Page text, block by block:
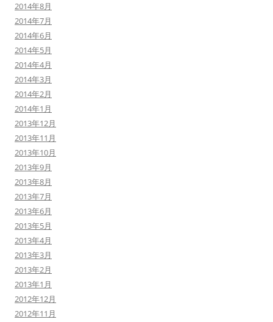
2014年8月
2014年7月
2014年6月
2014年5月
2014年4月
2014年3月
2014年2月
2014年1月
2013年12月
2013年11月
2013年10月
2013年9月
2013年8月
2013年7月
2013年6月
2013年5月
2013年4月
2013年3月
2013年2月
2013年1月
2012年12月
2012年11月